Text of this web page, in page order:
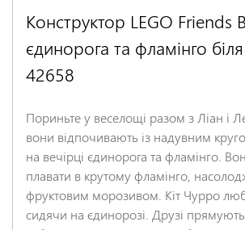
Конструктор LEGO Friends
єдинорога та фламінго
42658
Пориньте у веселощі разом з Ліан і
вони відпочивають із надувним
на вечірці єдинорога та фламінго.
плавати в крутому фламінго,
фруктовим морозивом. Кіт Чурро
сидячи на єдинорозі. Друзі
Залишіть відгук про цей товар першими
*
Ім'я
Відгук